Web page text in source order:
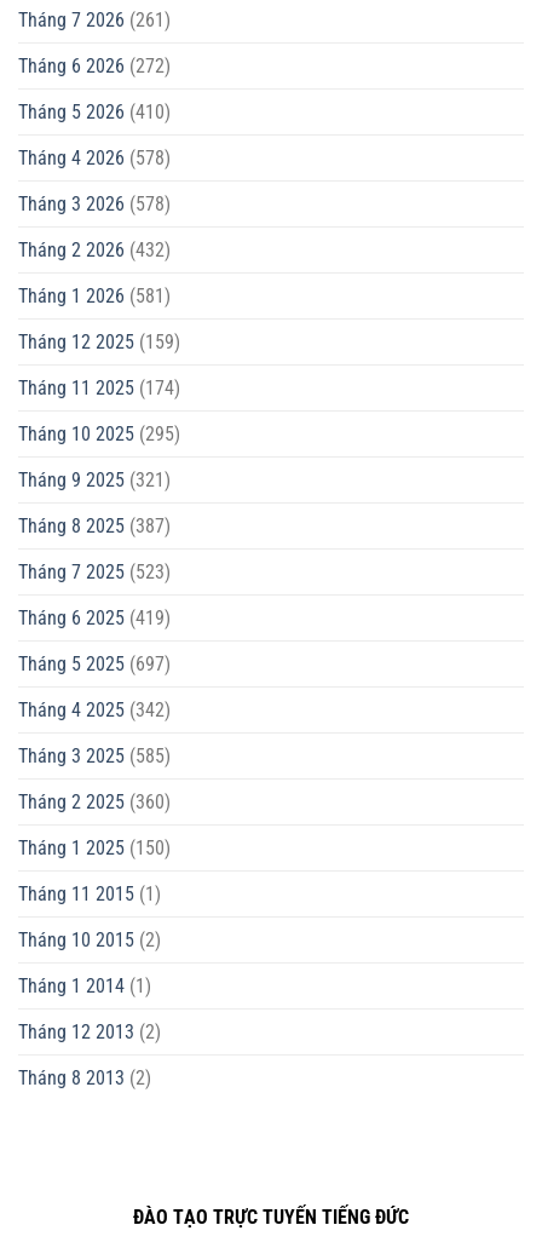
Tháng 7 2026 (261)
Tháng 6 2026 (272)
Tháng 5 2026 (410)
Tháng 4 2026 (578)
Tháng 3 2026 (578)
Tháng 2 2026 (432)
Tháng 1 2026 (581)
Tháng 12 2025 (159)
Tháng 11 2025 (174)
Tháng 10 2025 (295)
Tháng 9 2025 (321)
Tháng 8 2025 (387)
Tháng 7 2025 (523)
Tháng 6 2025 (419)
Tháng 5 2025 (697)
Tháng 4 2025 (342)
Tháng 3 2025 (585)
Tháng 2 2025 (360)
Tháng 1 2025 (150)
Tháng 11 2015 (1)
Tháng 10 2015 (2)
Tháng 1 2014 (1)
Tháng 12 2013 (2)
Tháng 8 2013 (2)
ĐÀO TẠO TRỰC TUYẾN TIẾNG ĐỨC